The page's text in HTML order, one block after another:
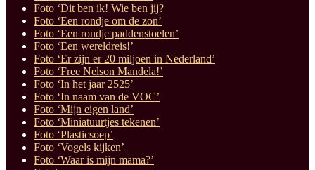
Foto ‘Dit ben ik! Wie ben jij?
Foto ‘Een rondje om de zon’
Foto ‘Een rondje paddenstoelen’
Foto ‘Een wereldreis!’
Foto ‘Er zijn er 20 miljoen in Nederland’
Foto ‘Free Nelson Mandela!’
Foto ‘In het jaar 2525’
Foto ‘In naam van de VOC’
Foto ‘Mijn eigen land’
Foto ‘Miniatuurtjes tekenen’
Foto ‘Plasticsoep’
Foto ‘Vogels kijken’
Foto ‘Waar is mijn mama?’